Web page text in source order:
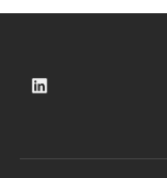
LinkedIn